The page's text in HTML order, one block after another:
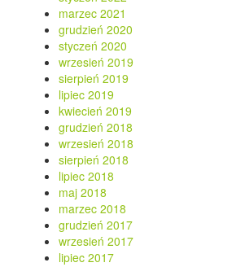
marzec 2021
grudzień 2020
styczeń 2020
wrzesień 2019
sierpień 2019
lipiec 2019
kwiecień 2019
grudzień 2018
wrzesień 2018
sierpień 2018
lipiec 2018
maj 2018
marzec 2018
grudzień 2017
wrzesień 2017
lipiec 2017